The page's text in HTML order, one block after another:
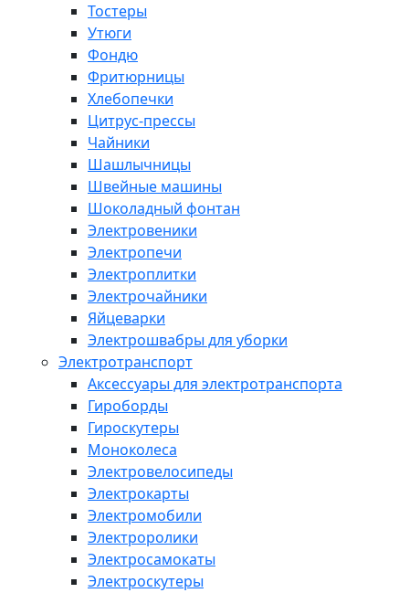
Тостеры
Утюги
Фондю
Фритюрницы
Хлебопечки
Цитрус-прессы
Чайники
Шашлычницы
Швейные машины
Шоколадный фонтан
Электровеники
Электропечи
Электроплитки
Электрочайники
Яйцеварки
Электрошвабры для уборки
Электротранспорт
Аксессуары для электротранспорта
Гироборды
Гироскутеры
Моноколеса
Электровелосипеды
Электрокарты
Электромобили
Электроролики
Электросамокаты
Электроскутеры